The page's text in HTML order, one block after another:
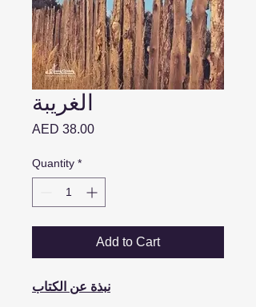
الغريبة
AED 38.00Price
Quantity *
Add to Cart
نبذة عن الكتاب